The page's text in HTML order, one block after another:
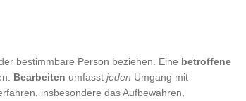
bestimmbare Person beziehen. Eine betroffene
Bearbeiten umfasst jeden Umgang mit
insbesondere das Aufbewahren,